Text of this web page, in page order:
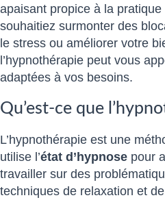
apaisant propice à la pratique
souhaitiez surmonter des
le stress ou améliorer votre
l’hypnothérapie peut vous
adaptées à vos besoins.
Qu’est-ce que
L’hypnothérapie est une
utilise l’état d’hypnose pour
travailler sur des
techniques de relaxation et